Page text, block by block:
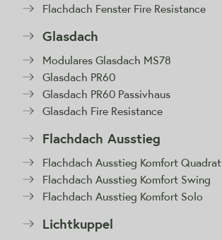
Flachdach Fenster Fire Resistance
Glasdach
Modulares Glasdach MS78
Glasdach PR60
Glasdach PR60 Passivhaus
Glasdach Fire Resistance
Flachdach Ausstieg
Flachdach Ausstieg Komfort Quadrat
Flachdach Ausstieg Komfort Swing
Flachdach Ausstieg Komfort Solo
Lichtkuppel